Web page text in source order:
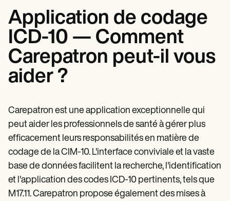
Application de codage
ICD-10 — Comment
Carepatron peut-il vous
aider ?
Carepatron est une application exceptionnelle qui
peut aider les professionnels de santé à gérer plus
efficacement leurs responsabilités en matière de
codage de la CIM-10. L'interface conviviale et la vaste
base de données facilitent la recherche, l'identification
et l'application des codes ICD-10 pertinents, tels que
M17.11. Carepatron propose également des mises à